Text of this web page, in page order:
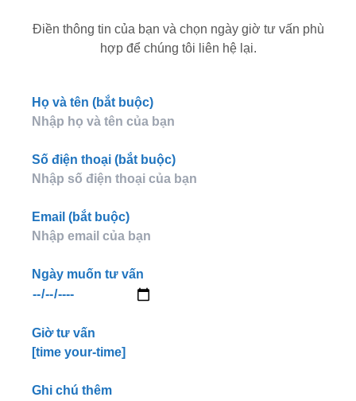
Điền thông tin của bạn và chọn ngày giờ tư vấn phù
hợp để chúng tôi liên hệ lại.
Họ và tên (bắt buộc)
Số điện thoại (bắt buộc)
Email (bắt buộc)
Ngày muốn tư vấn
Giờ tư vấn
[time your-time]
Ghi chú thêm